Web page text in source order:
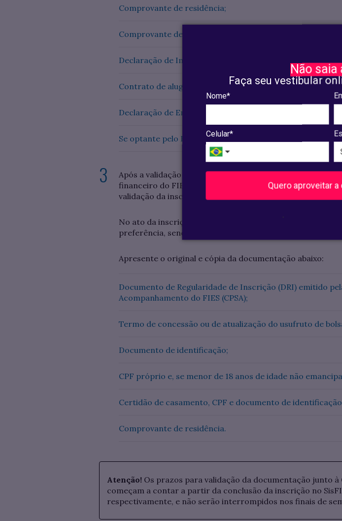
Não saia
Faça seu vestibular
Nome*
Celular*
Quero aproveitar
Comprovante de residência;
Comprovante de renda de quem trabalha na família, 3
Declaração de Imposto de Renda;
Contrato de aluguel e os 3 (três) últimos comprovantes
Declaração de Enem, se concluído a partir de 2010.
Se optante pelo FUNDO GARANTIDOR, apresentar
Após a validação das informações, o estudante, e se for
financeiro do FIES em até 10 (dez) dias, contados a
validação da inscrição pela CPSA, para formalizar a
No ato da inscrição no SisFIES, o estudante escolherá a
preferência, sendo o Banco do Brasil e a Caixa
Apresente o original e cópia da documentação abaixo:
Documento de Regularidade de Inscrição (DRI) emitido
Acompanhamento do FIES (CPSA);
Termo de concessão ou de atualização do usufruto de
Documento de identificação;
CPF próprio e, se menor de 18 anos de idade não
Certidão de casamento, CPF e documento de
Comprovante de residência.
Atenção! Os prazos para validação da documentação junto
começam a contar a partir da conclusão da inscrição no
respectivamente, e não serão interrompidos nos finais de